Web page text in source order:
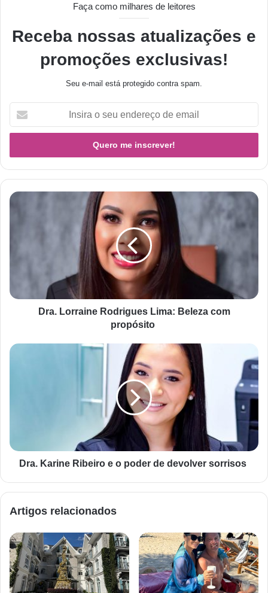
Faça como milhares de leitores
Receba nossas atualizações e
promoções exclusivas!
Seu e-mail está protegido contra spam.
Dra. Lorraine Rodrigues Lima: Beleza com
propósito
Dra. Karine Ribeiro e o poder de devolver sorrisos
Artigos relacionados